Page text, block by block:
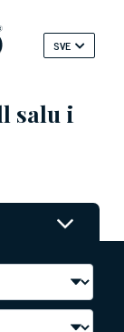
SVE
salu i